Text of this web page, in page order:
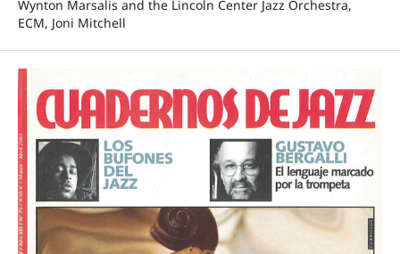
Wynton Marsalis and the Lincoln Center Jazz Orchestra,
ECM, Joni Mitchell